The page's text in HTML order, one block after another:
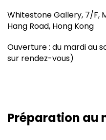
Whitestone Gallery, 7/F,
Hang Road, Hong Kong
Ouverture : du mardi au
sur rendez-vous)
Préparation au